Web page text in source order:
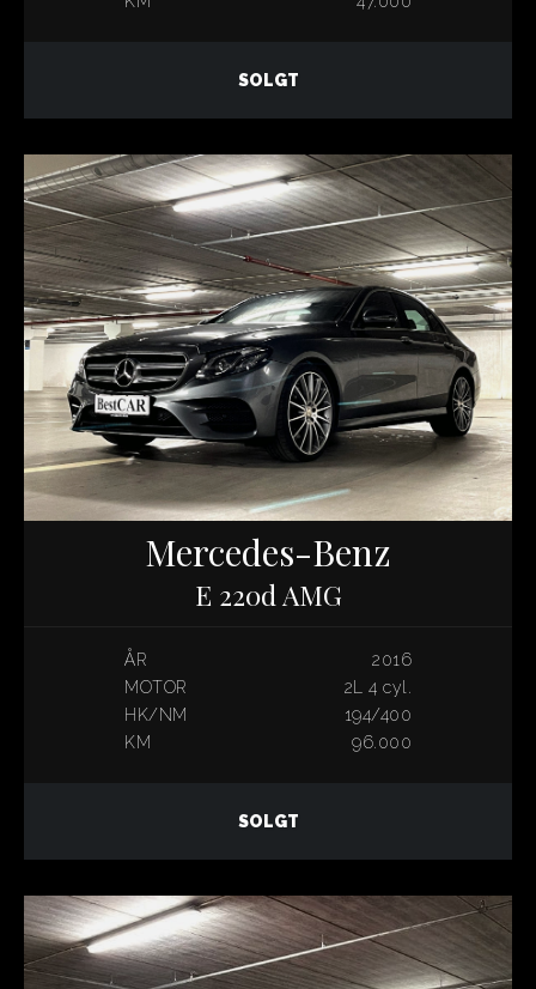
SOLGT
Mercedes-Benz
E 220d AMG
ÅR
2016
MOTOR
2L 4 cyl.
HK/NM
194/400
KM
96.000
SOLGT